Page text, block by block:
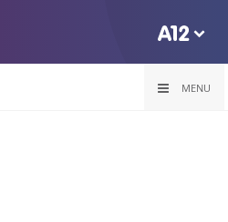
MENU